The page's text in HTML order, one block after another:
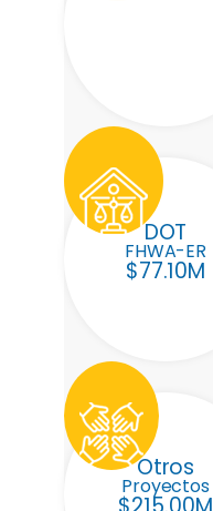
DOT
FHWA-ER
$77.10M
Otros
Proyectos